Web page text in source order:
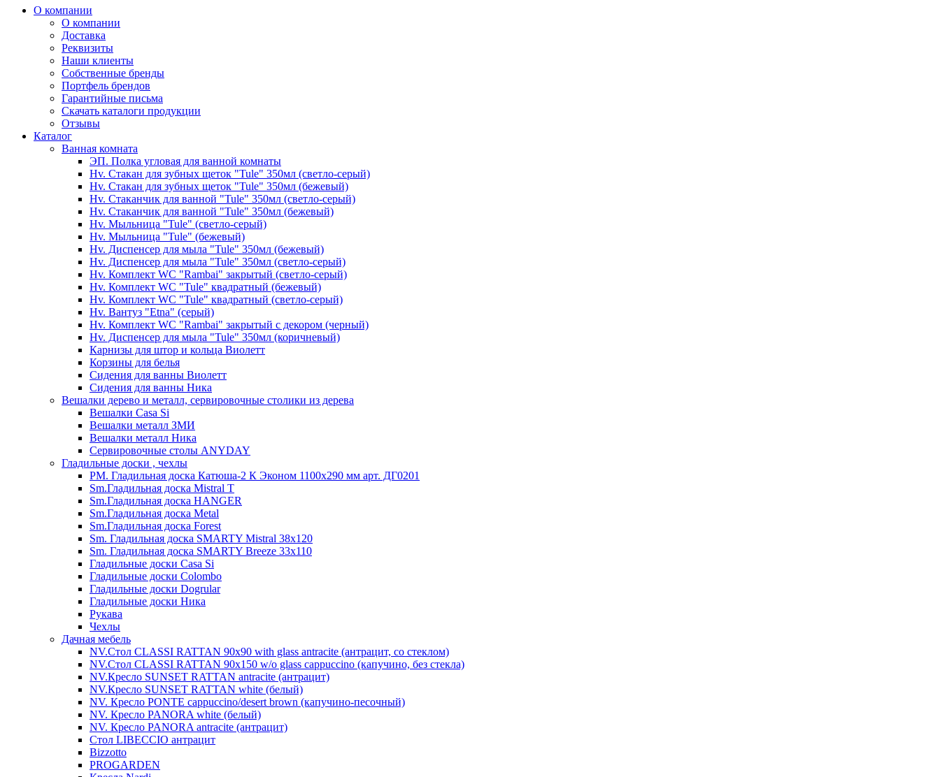
О компании
О компании
Доставка
Реквизиты
Наши клиенты
Собственные бренды
Портфель брендов
Гарантийные письма
Скачать каталоги продукции
Отзывы
Каталог
Ванная комната
ЭП. Полка угловая для ванной комнаты
Hv. Стакан для зубных щеток "Tule" 350мл (светло-серый)
Hv. Стакан для зубных щеток "Tule" 350мл (бежевый)
Hv. Стаканчик для ванной "Tule" 350мл (светло-серый)
Hv. Стаканчик для ванной "Tule" 350мл (бежевый)
Hv. Мыльница "Tule" (светло-серый)
Hv. Мыльница "Tule" (бежевый)
Hv. Диспенсер для мыла "Tule" 350мл (бежевый)
Hv. Диспенсер для мыла "Tule" 350мл (светло-серый)
Hv. Комплект WC "Rambai" закрытый (светло-серый)
Hv. Комплект WC "Tule" квадратный (бежевый)
Hv. Комплект WC "Tule" квадратный (светло-серый)
Hv. Вантуз "Etna" (серый)
Hv. Комплект WC "Rambai" закрытый с декором (черный)
Hv. Диспенсер для мыла "Tule" 350мл (коричневый)
Карнизы для штор и кольца Виолетт
Корзины для белья
Сидения для ванны Виолетт
Сидения для ванны Ника
Вешалки дерево и металл, сервировочные столики из дерева
Вешалки Casa Si
Вешалки металл ЗМИ
Вешалки металл Ника
Сервировочные столы ANYDAY
Гладильные доски , чехлы
PM. Гладильная доска Катюша-2 К Эконом 1100х290 мм арт. ДГ0201
Sm.Гладильная доска Mistral T
Sm.Гладильная доска HANGER
Sm.Гладильная доска Metal
Sm.Гладильная доска Forest
Sm. Гладильная доска SMARTY Mistral 38x120
Sm. Гладильная доска SMARTY Breeze 33х110
Гладильные доски Casa Si
Гладильные доски Colombo
Гладильные доски Dogrular
Гладильные доски Ника
Рукава
Чехлы
Дачная мебель
NV.Стол CLASSI RATTAN 90х90 with glass antracite (антрацит, со стеклом)
NV.Стол CLASSI RATTAN 90х150 w/o glass cappuccino (капучино, без стекла)
NV.Кресло SUNSET RATTAN antracite (антрацит)
NV.Кресло SUNSET RATTAN white (белый)
NV. Кресло PONTE cappuccino/desert brown (капучино-песочный)
NV. Кресло PANORA white (белый)
NV. Кресло PANORA antracite (антрацит)
Стол LIBECCIO антрацит
Bizzotto
PROGARDEN